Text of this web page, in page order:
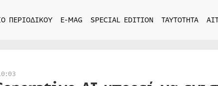
ΠΕΡΙΟΔΙΚΟΥ E-MAG SPECIAL EDITION ΤΑΥΤΟΤΗΤΑ